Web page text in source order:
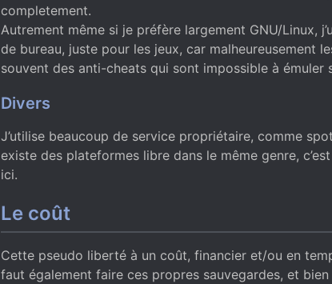
completement.
Autrement même si je préfère largement GNU/Linux,
de bureau, juste pour les jeux, car malheureusement
souvent des anti-cheats qui sont impossible à émuler
Divers
J’utilise beaucoup de service propriétaire, comme
existe des plateformes libre dans le même genre,
ici.
Le coût
Cette pseudo liberté à un coût, financier et/ou en
faut également faire ces propres sauvegardes, et